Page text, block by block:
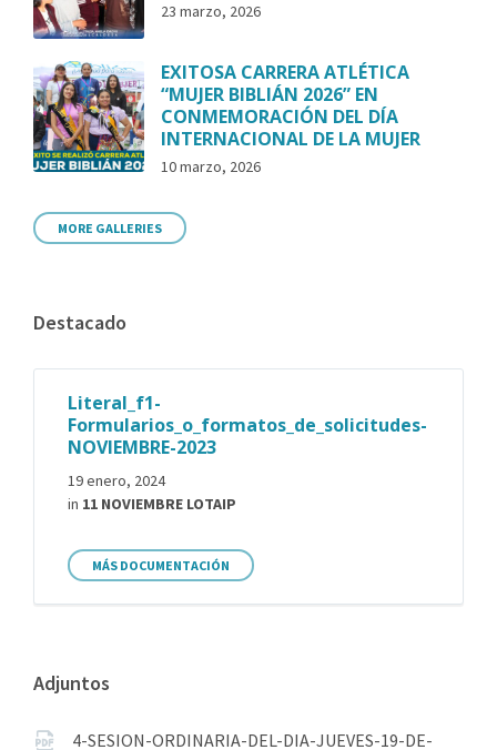
23 marzo, 2026
EXITOSA CARRERA ATLÉTICA
“MUJER BIBLIÁN 2026” EN
CONMEMORACIÓN DEL DÍA
INTERNACIONAL DE LA MUJER
10 marzo, 2026
MORE GALLERIES
Destacado
Literal_f1-
Formularios_o_formatos_de_solicitudes-
NOVIEMBRE-2023
19 enero, 2024
in 11 NOVIEMBRE LOTAIP
MÁS DOCUMENTACIÓN
Adjuntos
4-SESION-ORDINARIA-DEL-DIA-JUEVES-19-DE-